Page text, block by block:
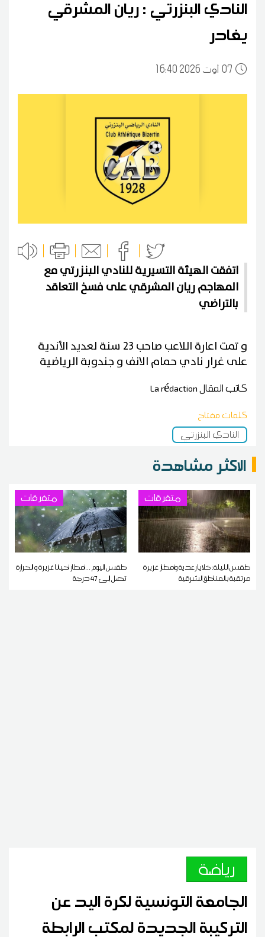
النادي البنزرتي : ريان المشرقي
يغادر
0716:40 2026 أوت
اتفقت الهيئة التسيرية للنادي البنزرتي مع
المهاجم ريان المشرقي على فسخ التعاقد
بالتراضي
و تمت اعارة اللاعب صاحب 23 سنة لعديد الأندية
على غرار نادي حمام الانف و جندوبة الرياضية
كاتب المقالLa rédaction
كلمات مفتاح
النادي البنزرتي
الاكثر مشاهدة
متفرقات
طقس الليلة: خلايا رعدية وأمطار غزيرة
مرتقبة بالمناطق الشرقية
متفرقات
طقس اليوم ...أمطار أحيانا غزيرة و الحرارة
تصل إلى 47 درجة
رياضة
الجامعة التونسية لكرة اليد عن
التركيبة الجديدة لمكتب الرابطة